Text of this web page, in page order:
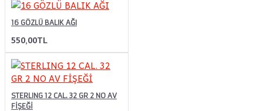
16 GÖZLÜ BALIK AĞI
550,00TL
STERLING 12 CAL. 32 GR 2 NO AV
FİŞEĞİ